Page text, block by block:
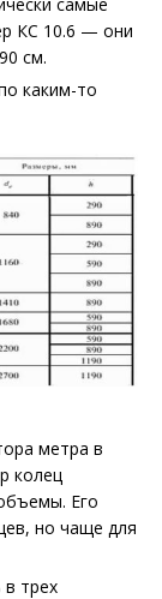
КС 10.6 — они
см.
каким-то
метра в
колец
Его
но чаще для
трех